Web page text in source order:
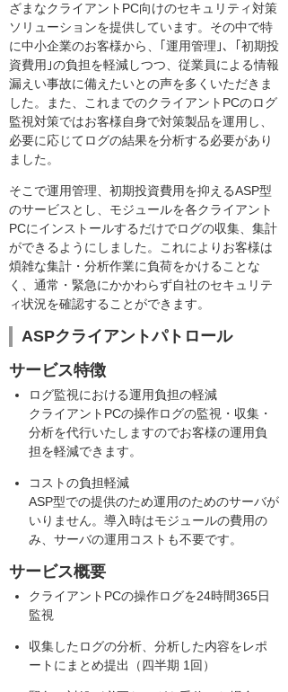
ざまなクライアントPC向けのセキュリティ対策
ソリューションを提供しています。その中で特
に中小企業のお客様から、｢運用管理｣、｢初期投
資費用｣の負担を軽減しつつ、従業員による情報
漏えい事故に備えたいとの声を多くいただきま
した。また、これまでのクライアントPCのログ
監視対策ではお客様自身で対策製品を運用し、
必要に応じてログの結果を分析する必要があり
ました。
そこで運用管理、初期投資費用を抑えるASP型
のサービスとし、モジュールを各クライアント
PCにインストールするだけでログの収集、集計
ができるようにしました。これによりお客様は
煩雑な集計・分析作業に負荷をかけることな
く、通常・緊急にかかわらず自社のセキュリテ
ィ状況を確認することができます。
ASPクライアントパトロール
サービス特徴
ログ監視における運用負担の軽減
クライアントPCの操作ログの監視・収集・
分析を代行いたしますのでお客様の運用負
担を軽減できます。
コストの負担軽減
ASP型での提供のため運用のためのサーバが
いりません。導入時はモジュールの費用の
み、サーバの運用コストも不要です。
サービス概要
クライアントPCの操作ログを24時間365日
監視
収集したログの分析、分析した内容をレポ
ートにまとめ提出（四半期 1回）